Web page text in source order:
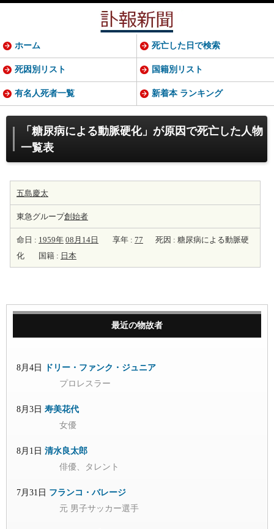
「糖尿病による動脈硬化」が原因で死亡した人物
一覧表
五島慶太
東急グループ創始者
命日 : 1959年 08月14日 享年 : 77
死因 : 糖尿病による動脈硬
化
国籍 : 日本
ホーム 死亡した日で検索
死因別リスト 国籍別リスト
有名人死者一覧 新着本 ランキング
最近の物故者
8月4日
ドリー・ファンク・ジュニア
プロレスラー
8月3日 寿美花代
女優
8月1日 清水良太郎
俳優、タレント
7月31日 フランコ・バレージ
元 男子サッカー選手